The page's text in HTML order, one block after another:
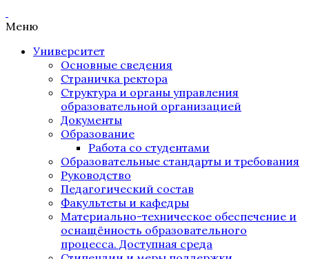
Меню
Университет
Основные сведения
Страничка ректора
Структура и органы управления
образовательной организацией
Документы
Образование
Работа со студентами
Образовательные стандарты и требования
Руководство
Педагогический состав
Факультеты и кафедры
Материально-техническое обеспечение и
оснащённость образовательного
процесса. Доступная среда